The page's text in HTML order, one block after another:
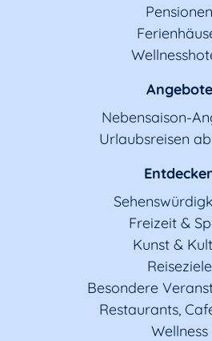
Pensionen
Angebote
Nebensaison-
Urlaubsreisen
Freizeit &
Kunst &
Reiseziele
Besondere
Restaurants,
Wellness